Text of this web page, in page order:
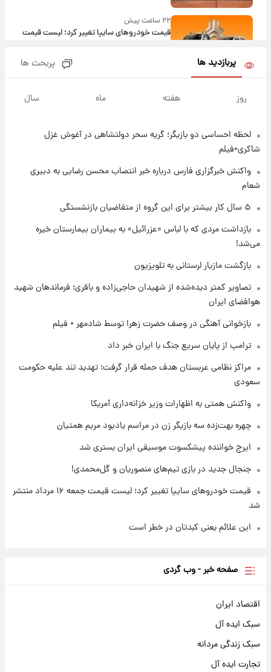
۲۲ ساعت پیش
قیمت خودروهای سایپا تغییر کرد؛ لیست قیمت
قیمت‌ها تغییر کرد
۱ روز پیش
پشت پرده عکس جدید ترامپ؛ مقام آمریکایی
درباره وضعیت او چه گفت؟
یک پیش‌بینی مهم از آینده بازار طلا
پیش‌بینی بارش‌های گسترده با ورود ال‌نینو؛ کدام
پربازدید ها پربحث ها
روز هفته ماه سال
لحظه احساسی دو بازیگر؛ گریه سحر دولتشاهی در آغوش غزل
شاکری+فیلم
واکنش خبرگزاری فارس درباره خبر انتصاب محسن رضایی به دبیری
شعام
۵ سال کار بیشتر برای این گروه از متقاضیان بازنشستگی
بازداشت مردی که با لباس «عزرائیل» به بیماران بیمارستان خیره
می‌شد!
بازگشت مازیار لرستانی به تلویزیون
تصاویر کمتر دیده‌شده از شهیدان حاجی‌زاده و باقری؛ فرماندهان شهید
هوافضای ایران
بازخوانی آهنگی در وصف حضرت زهرا توسط شادمهر + فیلم
ترامپ از پایان سریع جنگ با ایران خبر داد
مراکز نظامی عربستان هدف حمله قرار گرفت؛ تهدید تند علیه حکومت
سعودی
واکنش همتی به اظهارات وزیر خزانه‌داری آمریکا
چهره بهت‌زده سه بازیگر زن در مراسم یادبود مریم همتیان
ایرج خواننده پیشکسوت موسیقی ایران بستری شد
جنجال جدید در بازی تیم‌های منصوریان و گل‌محمدی!
قیمت خودروهای سایپا تغییر کرد؛ لیست قیمت جمعه ۱۶ مرداد منتشر
شد
این علائم یعنی کبدتان در خطر است
صفحه خبر - وب گردی
اقتصاد ایران
سبک ایده آل
سبک زندگی مردانه
تجارت ایده آل